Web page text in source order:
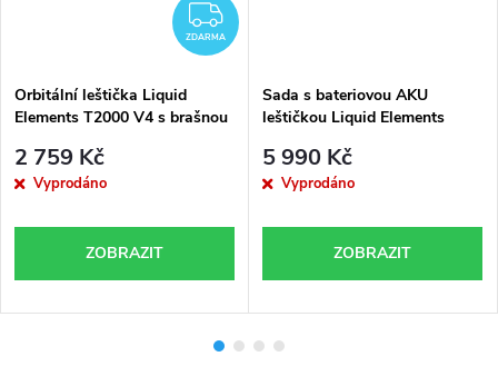
ZDARMA
ZDARMA
Orbitální leštička Liquid
Elements T2000 V4 s brašnou
2 759 Kč
Vyprodáno
ZOBRAZIT
Sada s bateriovou AKU
leštičkou Liquid Elements
5 990 Kč
Vyprodáno
ZOBRAZIT